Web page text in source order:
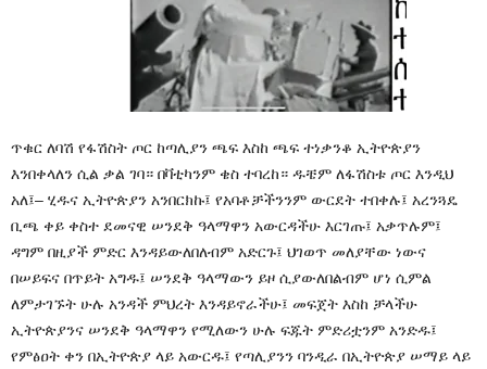
ጥቁር ለባሽ የፋሽስት ጦር ከጣሊያን ጫፍ እስከ ጫፍ ተነቃንቆ ኢትዮጵያን
እንበቀላለን ሲል ቃል ገባ። በቫቲካንም ቄስ ተባረከ። ዱቼም ለፋሽስቱ ጦር እንዲህ
አለ፤– ሂዱና ኢትዮጵያን አንበርክኩ፤ የአባቶቻችንንም ውርደት ተበቀሉ፤ አረንጓዴ
ቢጫ ቀይ ቀስተ ደመናዊ ሠንደቅ ዓላማዋን አውርዳችሁ እርገጡ፤ አቃጥሉም፤
ዳግም በዚያች ምድር እንዳይውለበለብም አድርጉ፤ ህገወጥ መለያቸው ነውና
በሠይፍና በጥይት አግዱ፤ ሠንደቅ ዓላማውን ይዞ ሲያውለበልብም ሆነ ሲምል
ለምታገኙት ሁሉ አንዳች ምህረት እንዳይኖራችሁ፤ መፍጀት እስከ ቻላችሁ
ኢትዮጵያንና ሠንደቅ ዓላማዋን የሚለውን ሁሉ ፍጁት ምድሪቷንም አንድዱ፤
የምፅዐት ቀን በኢትዮጵያ ላይ አውርዱ፤ የጣሊያንን ባንዲራ በኢትዮጵያ ሠማይ ላይ